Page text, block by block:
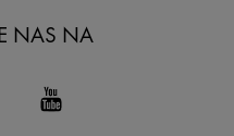
NAS NA